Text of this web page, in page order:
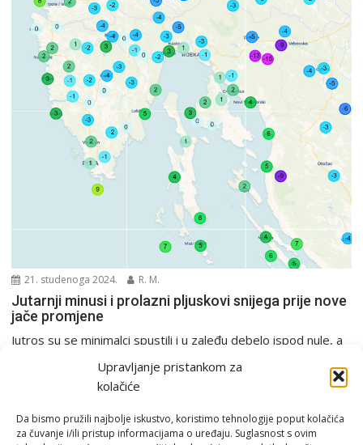
Upravljanje pristankom za
kolačiće
Da bismo pružili najbolje iskustvo, koristimo tehnologije poput kolačića
za čuvanje i/ili pristup informacijama o uređaju. Suglasnost s ovim
21. studenoga 2024. R. M.
Jutarnji minusi i prolazni pljuskovi snijega prije nove
jače promjene
Jutros su se minimalci spustili i u zaleđu debelo ispod nule, a
u Gorskom kotaru bili...